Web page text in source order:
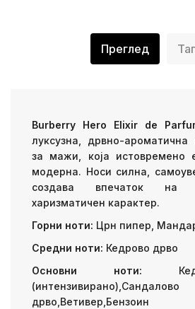
Преглед
Burberry Hero Elixir de
луксузна, дрвно-
за мажи, која истовремено
модерна. Носи силна,
создава впечаток на
харизматичен карактер.
Горни ноти: Црн пипер,
Средни ноти: Кедрово дрво
Основни ноти:
(интензивирано),Сандалово
дрво,Ветивер,Бензоин